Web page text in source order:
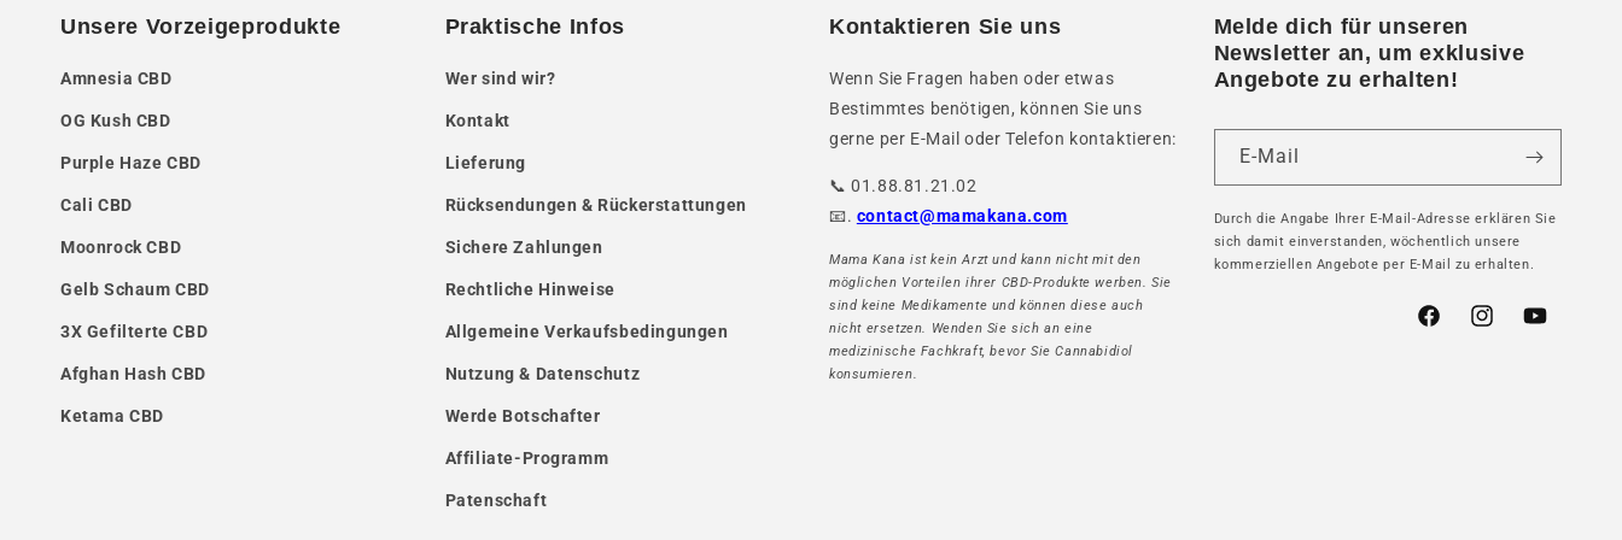
Unsere Vorzeigeprodukte
Amnesia CBD
OG Kush CBD
Purple Haze CBD
Cali CBD
Moonrock CBD
Gelb Schaum CBD
3X Gefilterte CBD
Afghan Hash CBD
Ketama CBD
Praktische Infos
Wer sind wir?
Kontakt
Lieferung
Rücksendungen & Rückerstattungen
Sichere Zahlungen
Rechtliche Hinweise
Allgemeine Verkaufsbedingungen
Nutzung & Datenschutz
Werde Botschafter
Affiliate-Programm
Patenschaft
Kontaktieren Sie uns
Wenn Sie Fragen haben oder etwas
Bestimmtes benötigen, können Sie uns
gerne per E-Mail oder Telefon kontaktieren:
📞 01.88.81.21.02
📧. contact@mamakana.com
Mama Kana ist kein Arzt und kann nicht mit den
möglichen Vorteilen ihrer CBD-Produkte werben. Sie
sind keine Medikamente und können diese auch
nicht ersetzen. Wenden Sie sich an eine
medizinische Fachkraft, bevor Sie Cannabidiol
konsumieren.
Melde dich für unseren
Newsletter an, um exklusive
Angebote zu erhalten!
E-Mail
Durch die Angabe Ihrer E-Mail-Adresse erklären Sie
sich damit einverstanden, wöchentlich unsere
kommerziellen Angebote per E-Mail zu erhalten.
FacebookInstagramYouTube